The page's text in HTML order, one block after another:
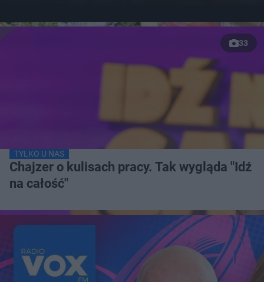
33
TYLKO U NAS
Chajzer o kulisach pracy. Tak wygląda "Idź
na całość"